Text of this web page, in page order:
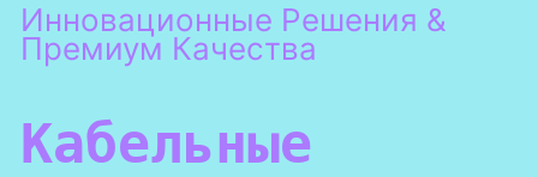
Инновационные Решения &
Премиум Качества
Кабельные